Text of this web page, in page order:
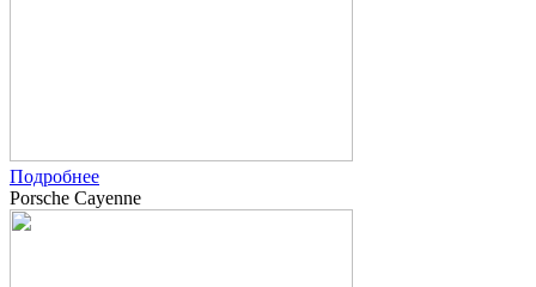
Подробнее
Porsche Cayenne